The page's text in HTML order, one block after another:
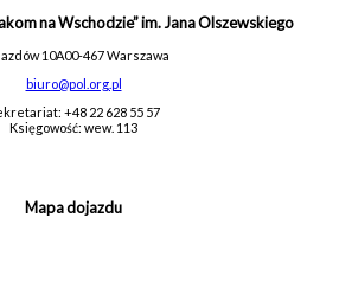
na Wschodzie” im. Jana Olszewskiego
10A00-467 Warszawa
biuro@pol.org.pl
+48 22 628 55 57
Księgowość: wew. 113
Mapa dojazdu